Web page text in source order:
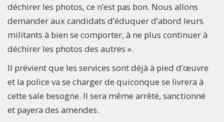
déchirer les photos, ce n’est pas bon. Nous allons
demander aux candidats d’éduquer d’abord leurs
militants à bien se comporter, à ne plus continuer à
déchirer les photos des autres ».
Il prévient que les services sont déjà à pied d’œuvre
et la police va se charger de quiconque se livrera à
cette sale besogne. Il sera même arrêté, sanctionné
et payera des amendes.